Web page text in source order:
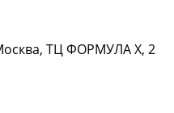
ТЦ ФОРМУЛА Х, 2